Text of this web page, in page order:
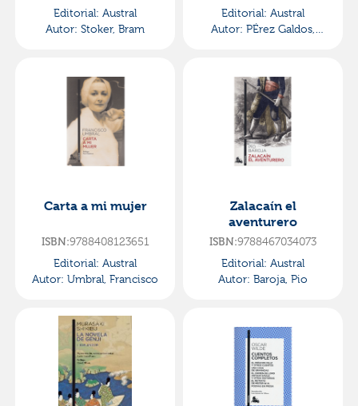
Editorial: Austral
Autor: Stoker, Bram
Editorial: Austral
Autor: PÉrez Galdos,
Carta a mi mujer
ISBN:9788408123651
Editorial: Austral
Autor: Umbral, Francisco
Zalacaín el
aventurero
ISBN:9788467034073
Editorial: Austral
Autor: Baroja, Pio